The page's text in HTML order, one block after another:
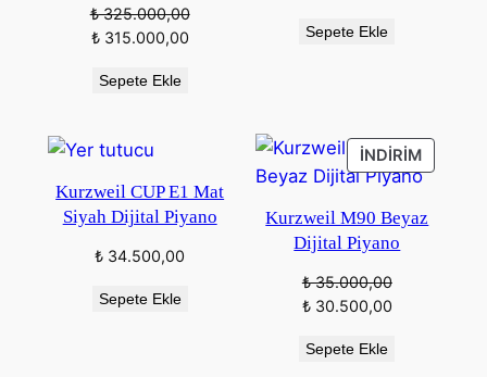
₺325.000,00
Orijinal
₺ 325.000,00.
₺315.000,00Şu
Sepete Ekle
Sepete Ekle
Kurzweil CUP E1 Mat
Siyah Dijital Piyano
₺ 34.500,00
Sepete Ekle
İNDIRIM
ÜRÜN
Kurzweil M90 Beyaz
Dijital Piyano
₺35.000,00
Orijinal
₺ 35.000,00.
₺30.500,00Şu
Sepete Ekle